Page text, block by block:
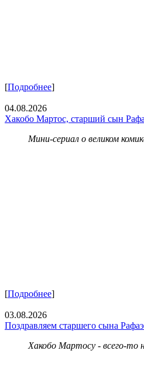
[Подробнее]
04.08.2026
Хакобо Мартос, старший сын
Мини-сериал о великом
[Подробнее]
03.08.2026
Поздравляем старшего сына
Хакобо Мартосу - всего-то